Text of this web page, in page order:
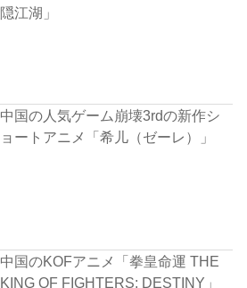
隠江湖」
中国の人気ゲーム崩壊3rdの新作シ
ョートアニメ「希儿（ゼーレ）」
中国のKOFアニメ「拳皇命運 THE
KING OF FIGHTERS: DESTINY」